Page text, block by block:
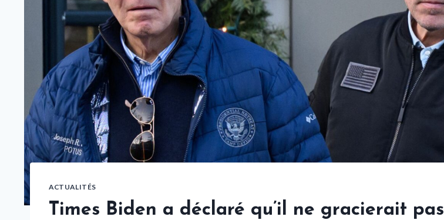
ACTUALITÉS
Times Biden a déclaré qu’il ne gracierait pas